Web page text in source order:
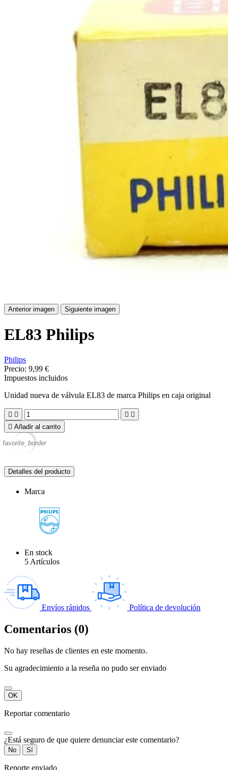
Anterior imagen Siguiente imagen
EL83 Philips
Philips
Precio: 9,99 €
Impuestos incluidos
Unidad nueva de válvula EL83 de marca Philips en caja original
   
 Añadir al carrito
favorite_border
Detalles del producto
Marca
En stock
5 Artículos
Envíos rápidos Política de devolución
Comentarios (0)
No hay reseñas de clientes en este momento.
Su agradecimiento a la reseña no pudo ser enviado
OK
Reportar comentario
¿Está seguro de que quiere denunciar este comentario?
No Sí
Reporte enviado